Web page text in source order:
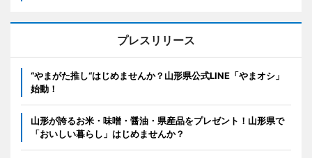
プレスリリース
“やまがた推し“はじめませんか？山形県公式LINE「やまオシ」
始動！
山形が誇るお米・味噌・醤油・県産品をプレゼント！山形県で
「おいしい暮らし」はじめませんか？